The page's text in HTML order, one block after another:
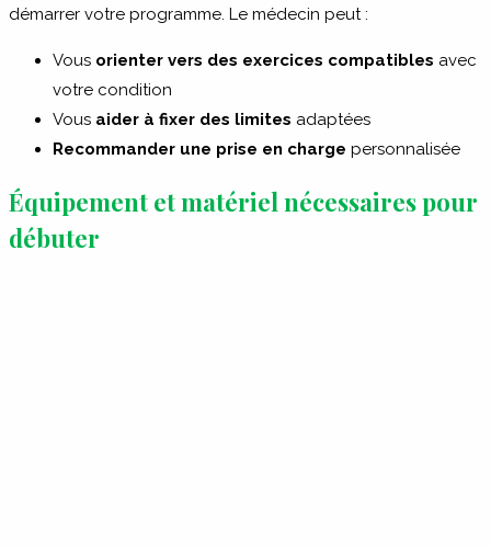
démarrer votre programme. Le médecin peut :
Vous orienter vers des exercices compatibles avec
votre condition
Vous aider à fixer des limites adaptées
Recommander une prise en charge personnalisée
Équipement et matériel nécessaires pour
débuter